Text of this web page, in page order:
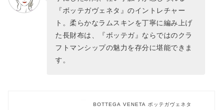
『ボッテガヴェネタ』のイントレチャー
ト。柔らかなラムスキンを丁寧に編み上げ
た長財布は、『ボッテガ』ならではのクラ
フトマンシップの魅力を存分に堪能できま
す。
BOTTEGA VENETA ボッテガヴェネタ